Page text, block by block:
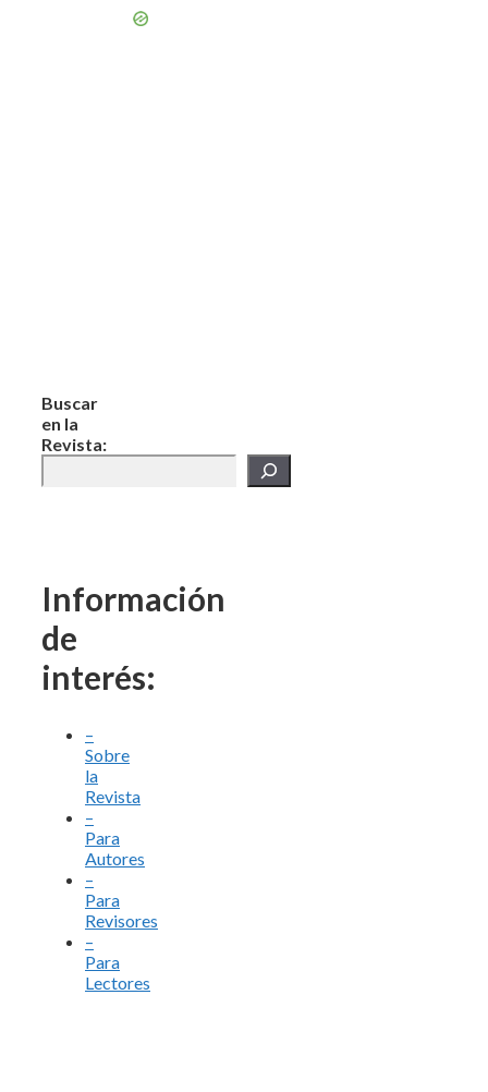
Buscar
en la
Revista:
Información
de
interés:
–
Sobre
la
Revista
–
Para
Autores
–
Para
Revisores
–
Para
Lectores